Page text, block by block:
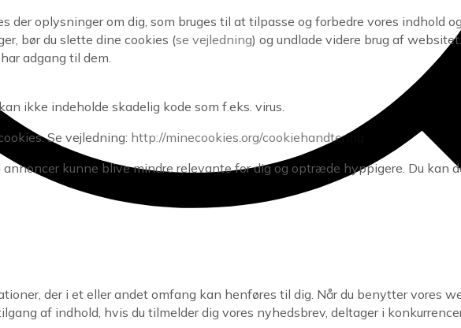
der oplysninger om dig, som bruges til at tilpasse og forbedre vores indhold
bør du slette dine cookies (se vejledning) og undlade videre brug af
adgang til dem.
ikke indeholde skadelig kode som f.eks. virus.
Se vejledning: http://minecookies.org/cookiehandtering
kunne blive mindre relevante for dig og optræde hyppigere. Du
der i et eller andet omfang kan henføres til dig. Når du benytter vores
af indhold, hvis du tilmelder dig vores nyhedsbrev, deltager i